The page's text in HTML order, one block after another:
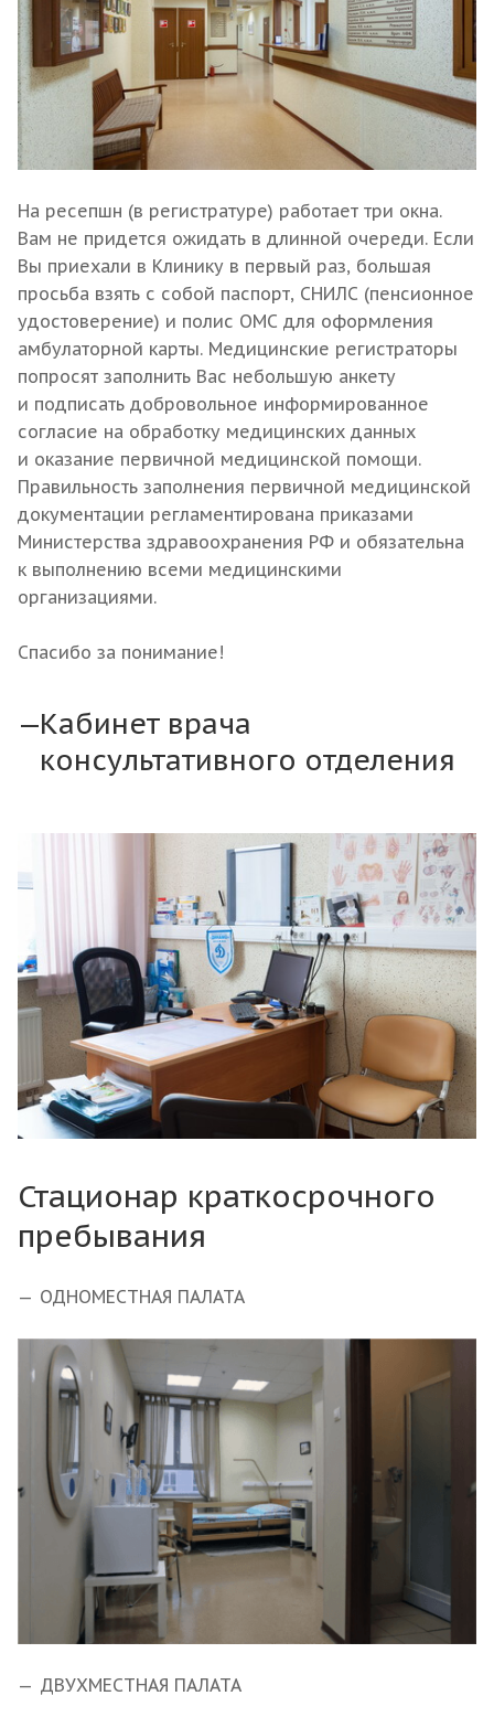
На ресепшн (в регистратуре) работает три окна.
Вам не придется ожидать в длинной очереди. Если
Вы приехали в Клинику в первый раз, большая
просьба взять с собой паспорт, СНИЛС (пенсионное
удостоверение) и полис ОМС для оформления
амбулаторной карты. Медицинские регистраторы
попросят заполнить Вас небольшую анкету
и подписать добровольное информированное
согласие на обработку медицинских данных
и оказание первичной медицинской помощи.
Правильность заполнения первичной медицинской
документации регламентирована приказами
Министерства здравоохранения РФ и обязательна
к выполнению всеми медицинскими
организациями.
Спасибо за понимание!
Кабинет врача
консультативного отделения
Стационар краткосрочного
пребывания
ОДНОМЕСТНАЯ ПАЛАТА
ДВУХМЕСТНАЯ ПАЛАТА